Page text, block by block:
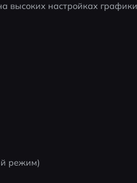
высоких настройках
режим)